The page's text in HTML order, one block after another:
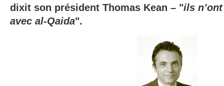
dixit son président Thomas Kean – "ils
avec al-Qaida".